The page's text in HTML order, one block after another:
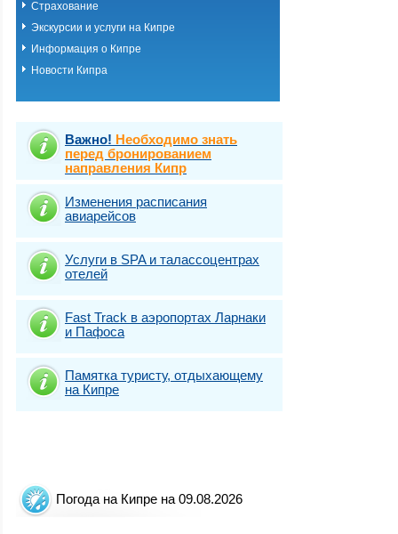
Страхование
Экскурсии и услуги на Кипре
Информация о Кипре
Новости Кипра
Важно! Необходимо знать
перед бронированием
направления Кипр
Изменения расписания
авиарейсов
Услуги в SPA и талассоцентрах
отелей
Fast Traсk в аэропортах Ларнаки
и Пафоса
Памятка туристу, отдыхающему
на Кипре
Погода на Кипре на 09.08.2026